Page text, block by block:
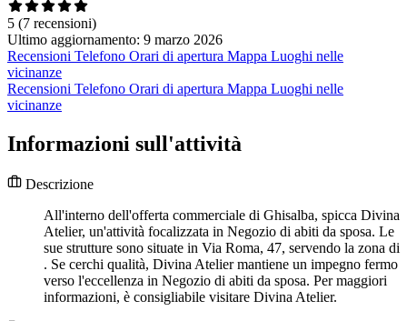
5 (7 recensioni)
Ultimo aggiornamento: 9 marzo 2026
Recensioni Telefono Orari di apertura Mappa Luoghi nelle
vicinanze
Recensioni Telefono Orari di apertura Mappa Luoghi nelle
vicinanze
Informazioni sull'attività
Descrizione
All'interno dell'offerta commerciale di Ghisalba, spicca Divina
Atelier, un'attività focalizzata in Negozio di abiti da sposa. Le
sue strutture sono situate in Via Roma, 47, servendo la zona di
. Se cerchi qualità, Divina Atelier mantiene un impegno fermo
verso l'eccellenza in Negozio di abiti da sposa. Per maggiori
informazioni, è consigliabile visitare Divina Atelier.